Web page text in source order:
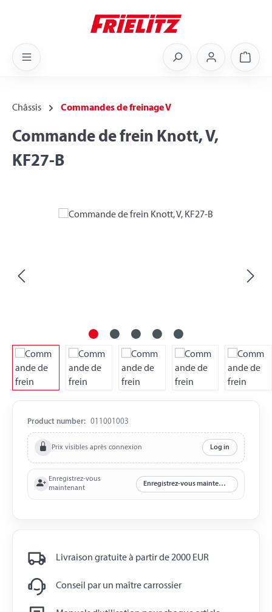
Châssis Commandes de freinage V
Commande de frein Knott, V,
KF27-B
Skip image gallery
Product number: 011001003
Prix visibles après connexion Log in
Enregistrez-vous
maintenant
Enregistrez-vous maintenant
Livraison gratuite à partir de 2000 EUR
Conseil par un maître carrossier